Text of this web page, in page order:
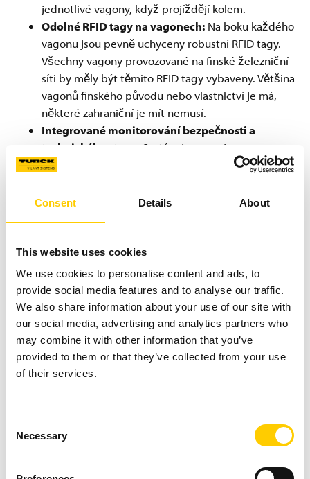
Consent Details About
This website uses cookies
We use cookies to personalise content and ads, to
provide social media features and to analyse our traffic.
We also share information about your use of our site with
our social media, advertising and analytics partners who
may combine it with other information that you’ve
provided to them or that they’ve collected from your use
of their services.
Selection
Necessary
jednotlivé vagony, když projíždějí kolem.
Odolné RFID tagy na vagonech: Na boku každého
vagonu jsou pevně uchyceny robustní RFID tagy.
Všechny vagony provozované na finské železniční
síti by měly být těmito RFID tagy vybaveny. Většina
vagonů finského původu nebo vlastnictví je má,
některé zahraniční je mít nemusí.
Integrované monitorování bezpečnosti a
technického stavu:
Systém je propojen s
traťovými detektory, jako je HABD (detekce
přehřátých ložisek náprav) a WILD (detekce
nárazového zatížení kol). Tyto detektory předávají
konkrétními vagony a předávají je uživatelům
systému.
Centralizovaná správa dat: Server Vilant ukládá
veškerá nasbíraná data, spravuje flotilu a propojuje
se s backendovými systémy Väylävirasto a VR.
Počítá denní i celkový nájezd pro každý vůz.
Zvýšená interoperabilita:Řešení umožňuje
analýzu a sdílení dat s dopravci, jako je skupina VR,
preventivní údržby.